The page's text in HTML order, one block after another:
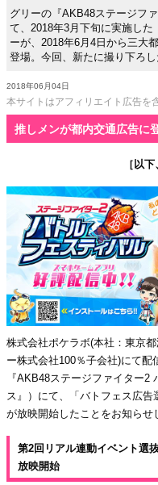
グリーの『AKB48ステージフ
て、2018年3月下旬に実施し
ーが、2018年6月4日から三大
登場。今回、新たに撮り下ろ
2018年06月04日
本サイトはアフィリエイト広告を
推しメンが都内交通広告に
［以
株式会社ポケラボ(本社：東京
ー株式会社100％子会社)にて配
『AKB48ステージファイター2
ス』）にて、「バトフェス広
が放映開始したことをお知らせ
第2回リアル連動イベント選
放映開始